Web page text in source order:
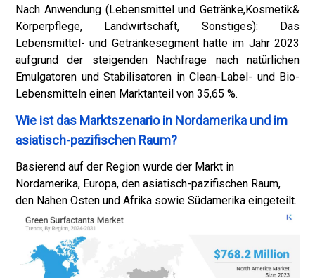
Nach Anwendung (Lebensmittel und Getränke,Kosmetik&
Körperpflege, Landwirtschaft, Sonstiges): Das
Lebensmittel- und Getränkesegment hatte im Jahr 2023
aufgrund der steigenden Nachfrage nach natürlichen
Emulgatoren und Stabilisatoren in Clean-Label- und Bio-
Lebensmitteln einen Marktanteil von 35,65 %.
Wie ist das Marktszenario in Nordamerika und im
asiatisch-pazifischen Raum?
Basierend auf der Region wurde der Markt in
Nordamerika, Europa, den asiatisch-pazifischen Raum,
den Nahen Osten und Afrika sowie Südamerika eingeteilt.